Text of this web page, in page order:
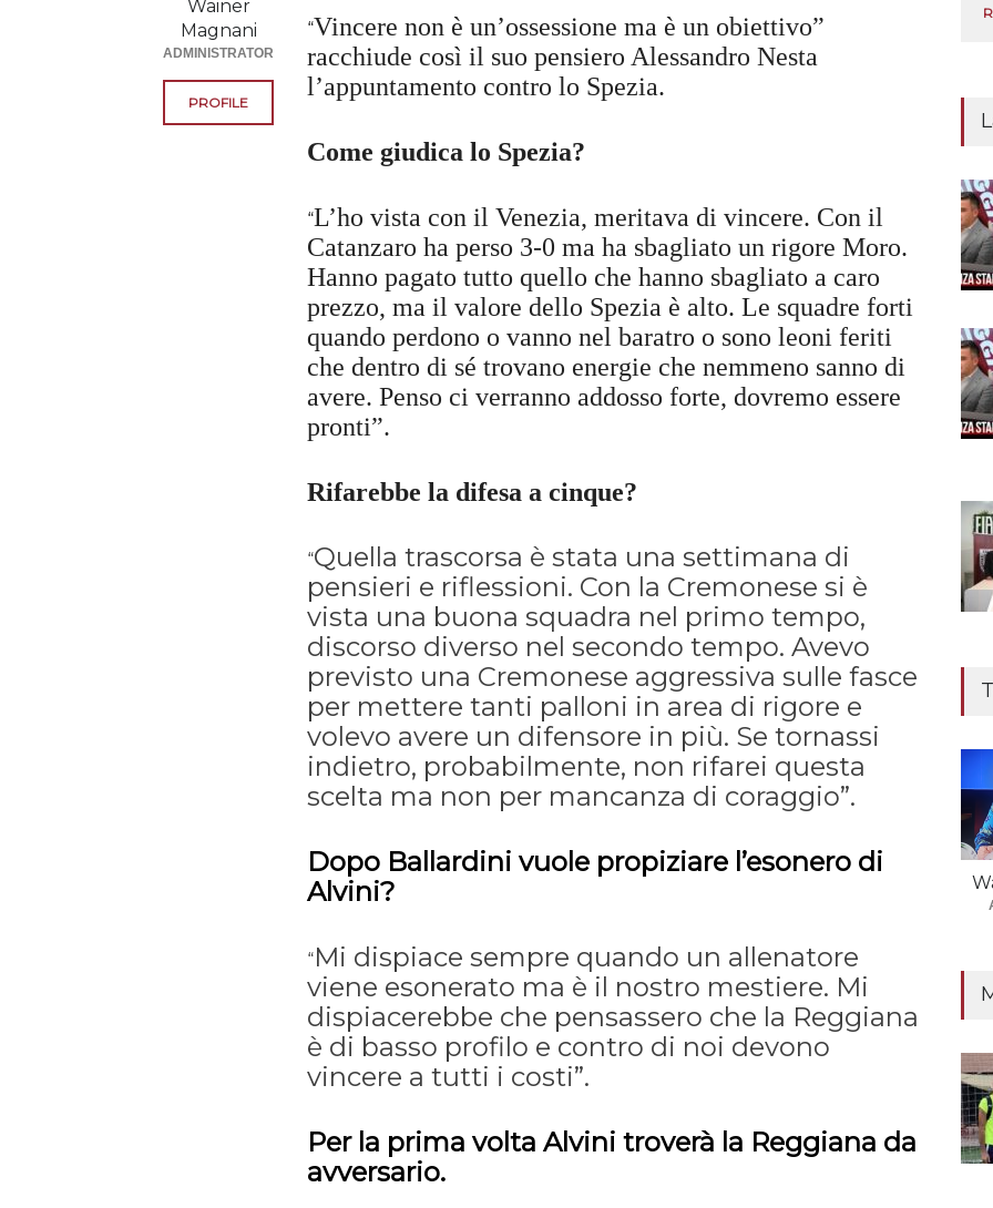
“Vincere non è un’ossessione ma è un obiettivo”
racchiude così il suo pensiero Alessandro Nesta
l’appuntamento contro lo Spezia.
Come giudica lo Spezia?
“L’ho vista con il Venezia, meritava di vincere. Con il
Catanzaro ha perso 3-0 ma ha sbagliato un rigore Moro.
Hanno pagato tutto quello che hanno sbagliato a caro
prezzo, ma il valore dello Spezia è alto. Le squadre forti
quando perdono o vanno nel baratro o sono leoni feriti
che dentro di sé trovano energie che nemmeno sanno di
avere. Penso ci verranno addosso forte, dovremo essere
pronti”.
Rifarebbe la difesa a cinque?
“Quella trascorsa è stata una settimana di
pensieri e riflessioni. Con la Cremonese si è
vista una buona squadra nel primo tempo,
discorso diverso nel secondo tempo. Avevo
previsto una Cremonese aggressiva sulle fasce
per mettere tanti palloni in area di rigore e
volevo avere un difensore in più. Se tornassi
indietro, probabilmente, non rifarei questa
scelta ma non per mancanza di coraggio”.
Dopo Ballardini vuole propiziare l’esonero di
Alvini?
“Mi dispiace sempre quando un allenatore
viene esonerato ma è il nostro mestiere. Mi
dispiacerebbe che pensassero che la Reggiana
è di basso profilo e contro di noi devono
vincere a tutti i costi”.
Per la prima volta Alvini troverà la Reggiana da
avversario.
Wainer
Magnani
ADMINISTRATOR
PROFILE